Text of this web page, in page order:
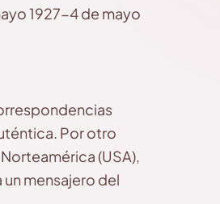
1927-4 de mayo
Por otro
(USA),
mensajero del